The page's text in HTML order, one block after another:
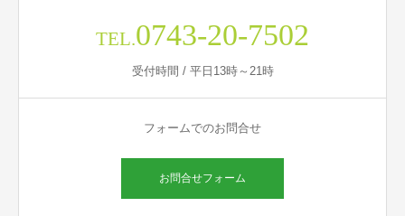
TEL.0743-20-7502
受付時間 / 平日13時～21時
フォームでのお問合せ
お問合せフォーム